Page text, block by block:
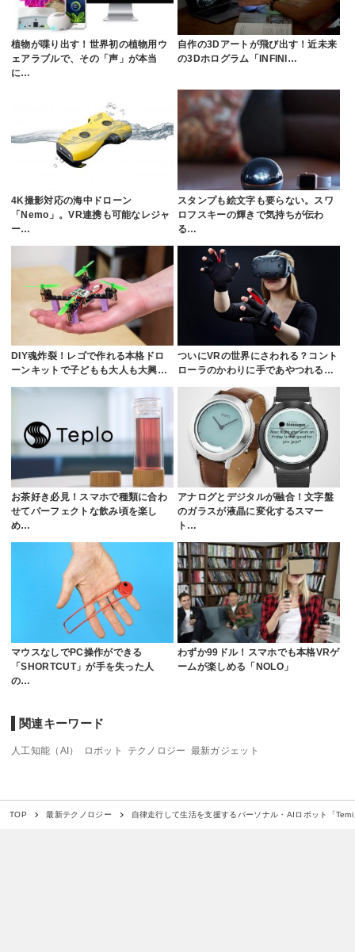
植物が喋り出す！世界初の植物用ウ
ェアラブルで、その「声」が本当
に…
自作の3Dアートが飛び出す！近未来
の3Dホログラム「INFINI…
4K撮影対応の海中ドローン
「Nemo」。VR連携も可能なレジャ
ー…
スタンプも絵文字も要らない。スワ
ロフスキーの輝きで気持ちが伝わ
る…
DIY魂炸裂！レゴで作れる本格ドロ
ーンキットで子どもも大人も大興…
ついにVRの世界にさわれる？コント
ローラのかわりに手であやつれる…
お茶好き必見！スマホで種類に合わ
せてパーフェクトな飲み頃を楽し
め…
アナログとデジタルが融合！文字盤
のガラスが液晶に変化するスマー
ト…
マウスなしでPC操作ができる
「SHORTCUT」が手を失った人
の…
わずか99ドル！スマホでも本格VRゲ
ームが楽しめる「NOLO」
関連キーワード
人工知能（AI） ロボット テクノロジー 最新ガジェット
TOP 最新テクノロジー 自律走行して生活を支援するパーソナル・AIロボット「Temi